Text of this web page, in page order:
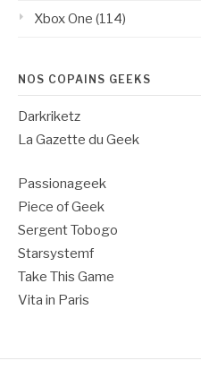
Xbox One (114)
NOS COPAINS GEEKS
Darkriketz
La Gazette du Geek
Passionageek
Piece of Geek
Sergent Tobogo
Starsystemf
Take This Game
Vita in Paris